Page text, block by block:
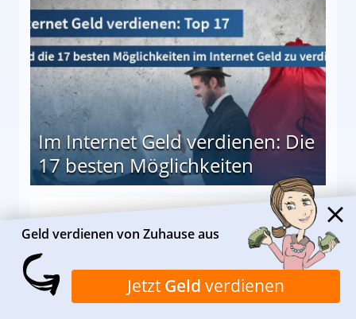
Im Internet Geld verdienen: Die
17 besten Möglichkeiten
Geld verdienen von Zuhause aus
Jetzt Geld verdienen